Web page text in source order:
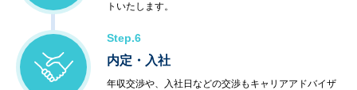
トいたします。
Step.6
内定・入社
年収交渉や、入社日などの交渉もキャリアアドバイザ